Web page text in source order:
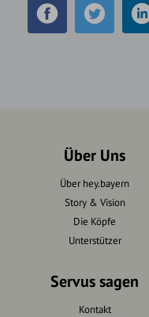
Über Uns
Über hey.bayern
Story & Vision
Die Köpfe
Unterstützer
Servus sagen
Kontakt